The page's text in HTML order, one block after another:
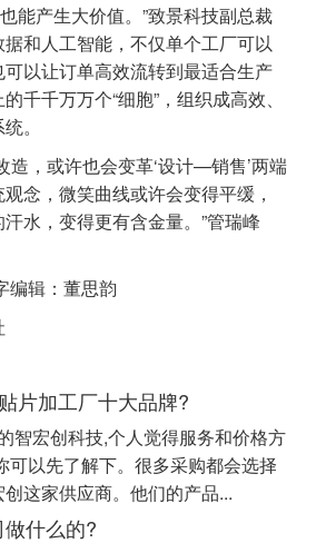
也能产生大价值。”致景科技副总裁
和人工智能，不仅单个工厂可以
以让订单高效流转到最适合生产
千千万万个“细胞”，组织成高效、
。
造，或许也会变革‘设计—销售’两端
念，微笑曲线或许会变得平缓，
水，变得更有含金量。”管瑞峰
编辑：董思韵
片加工厂十大品牌?
智宏创科技,个人觉得服务和价格方
可以先了解下。很多采购都会选择
这家供应商。他们的产品...
什么的?